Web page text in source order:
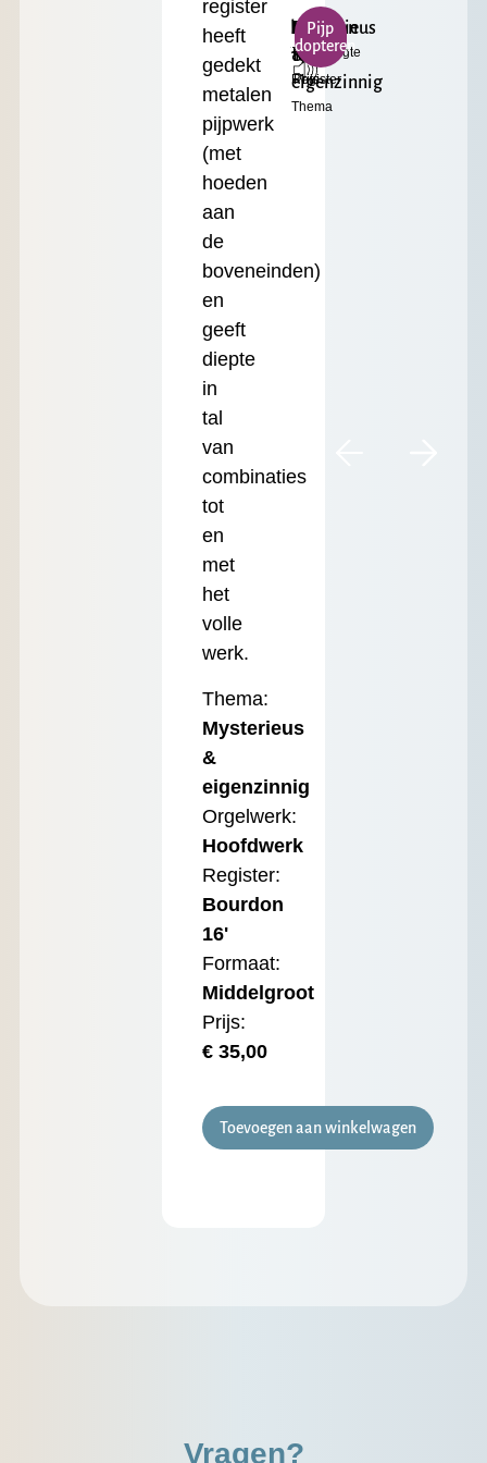
register
heeft
gedekt
metalen
pijpwerk
(met
hoeden
aan
de
boveneinden)
en
geeft
diepte
in
tal
van
combinaties
tot
en
met
het
volle
werk.
Thema:
Mysterieus
&
eigenzinnig
Orgelwerk:
Hoofdwerk
Register:
Bourdon
16'
Formaat:
Middelgroot
Prijs:
€35,00
Toevoegen aan winkelwagen
h²
Toonhoogte
Mysterieus
&
eigenzinnig
Thema
Bourdon
16'
Register
Klein
Formaat
€
17.50
Prijs
Pijp
adopteren
Vragen?